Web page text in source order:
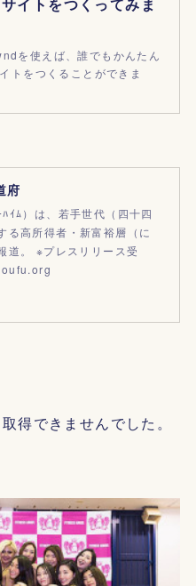
を使えば、誰でもかんたん
トをつくることができま
府
ｲﾑ）は、若手世代（四十四
る高所得者・新富裕層（に
道。 ※プレスリリース受
得できませんでした。